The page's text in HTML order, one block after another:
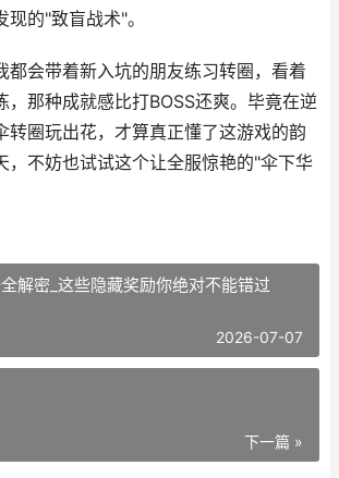
的"致盲战术"。
都会带着新入坑的朋友练习转圈，看着
，那种成就感比打BOSS还爽。毕竟在逆
转圈玩出花，才算真正懂了这游戏的韵
，不妨也试试这个让全服惊艳的"伞下华
解密_这些隐藏奖励你绝对不能错过
2026-07-07
下一篇 »